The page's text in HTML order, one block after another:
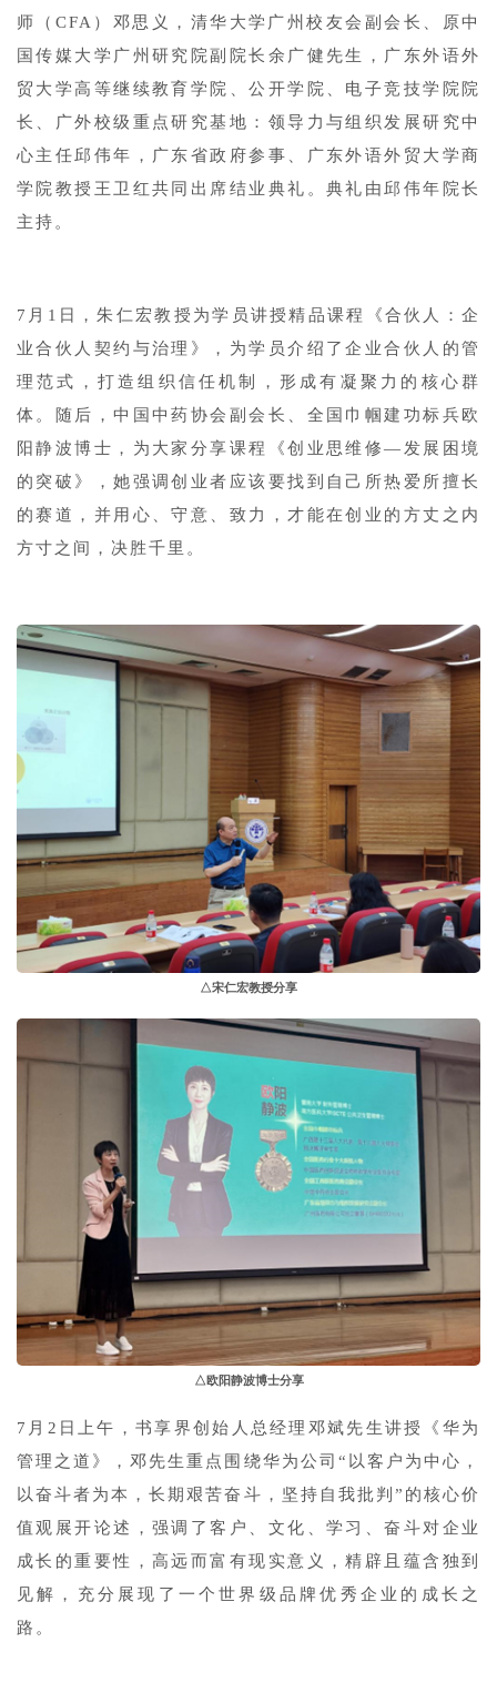
师（CFA）邓思义，清华大学广州校友会副会长、原中
国传媒大学广州研究院副院长余广健先生，广东外语外
贸大学高等继续教育学院、公开学院、电子竞技学院院
长、广外校级重点研究基地：领导力与组织发展研究中
心主任邱伟年，广东省政府参事、广东外语外贸大学商
学院教授王卫红共同出席结业典礼。典礼由邱伟年院长
主持。
7月1日，朱仁宏教授为学员讲授精品课程《合伙人：企
业合伙人契约与治理》，为学员介绍了企业合伙人的管
理范式，打造组织信任机制，形成有凝聚力的核心群
体。随后，中国中药协会副会长、全国巾帼建功标兵欧
阳静波博士，为大家分享课程《创业思维修—发展困境
的突破》，她强调创业者应该要找到自己所热爱所擅长
的赛道，并用心、守意、致力，才能在创业的方丈之内
方寸之间，决胜千里。
△宋仁宏教授分享
△欧阳静波博士分享
7月2日上午，书享界创始人总经理邓斌先生讲授《华为
管理之道》，邓先生重点围绕华为公司“以客户为中心，
以奋斗者为本，长期艰苦奋斗，坚持自我批判”的核心价
值观展开论述，强调了客户、文化、学习、奋斗对企业
成长的重要性，高远而富有现实意义，精辟且蕴含独到
见解，充分展现了一个世界级品牌优秀企业的成长之
路。